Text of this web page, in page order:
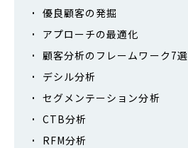
優良顧客の発掘
アプローチの最適化
顧客分析のフレームワーク7選
デシル分析
セグメンテーション分析
CTB分析
RFM分析